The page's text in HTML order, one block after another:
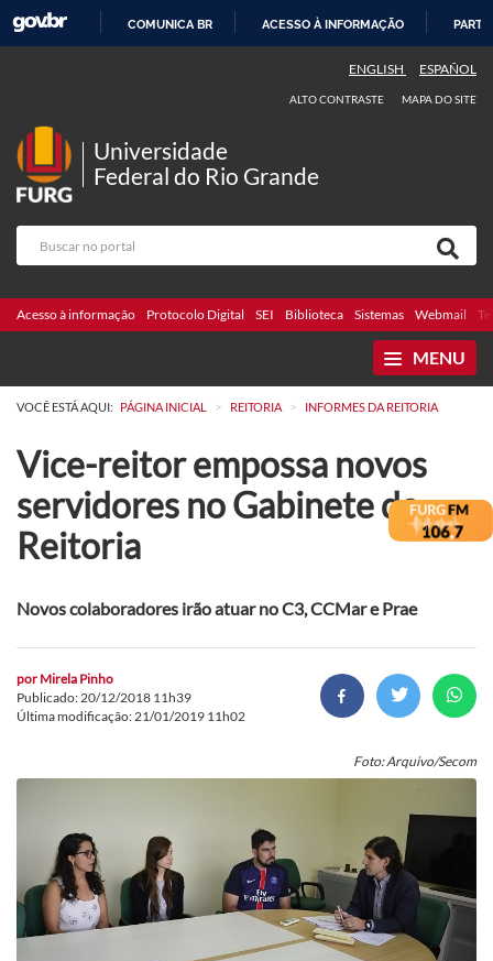
COMUNICA BR ACESSO À INFORMAÇÃO
ENGLISH ESPAÑOL
ALTO CONTRASTE MAPA DO SITE
Universidade
Federal do Rio Grande
Acesso à informação Protocolo Digital SEI Biblioteca Sistemas Webmail
MENU
VOCÊ ESTÁ AQUI: PÁGINA INICIAL > REITORIA > INFORMES DA REITORIA
Vice-reitor empossa novos
servidores no Gabinete da
Reitoria
Novos colaboradores irão atuar no C3, CCMar e Prae
por Mirela Pinho
Publicado: 20/12/2018 11h39
Última modificação: 21/01/2019 11h02
Foto: Arquivo/Secom